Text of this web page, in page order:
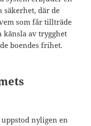
säkerhet, där de
som får tillträde
av trygghet
boendes frihet.
nyligen en